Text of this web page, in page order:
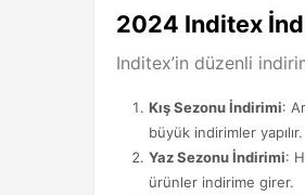
2024 Inditex
Inditex’in düzenli
Kış Sezonu İndirimi:
büyük indirimler yapılır.
Yaz Sezonu İndirimi:
ürünler indirime girer.